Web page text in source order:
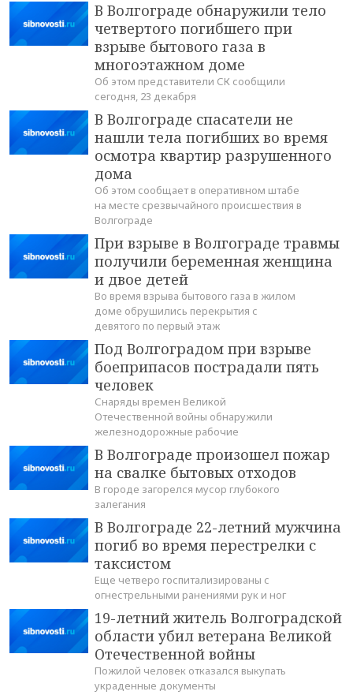
В Волгограде обнаружили тело
четвертого погибшего при
взрыве бытового газа в
многоэтажном доме
Об этом представители СК сообщили
сегодня, 23 декабря
В Волгограде спасатели не
нашли тела погибших во время
осмотра квартир разрушенного
дома
Об этом сообщает в оперативном штабе
на месте срезвычайного происшествия в
Волгограде
При взрыве в Волгограде травмы
получили беременная женщина
и двое детей
Во время взрыва бытового газа в жилом
доме обрушились перекрытия с
девятого по первый этаж
Под Волгоградом при взрыве
боеприпасов пострадали пять
человек
Снаряды времен Великой
Отечественной войны обнаружили
железнодорожные рабочие
В Волгограде произошел пожар
на свалке бытовых отходов
В городе загорелся мусор глубокого
залегания
В Волгограде 22-летний мужчина
погиб во время перестрелки с
таксистом
Еще четверо госпитализированы с
огнестрельными ранениями рук и ног
19-летний житель Волгоградской
области убил ветерана Великой
Отечественной войны
Пожилой человек отказался выкупать
украденные документы